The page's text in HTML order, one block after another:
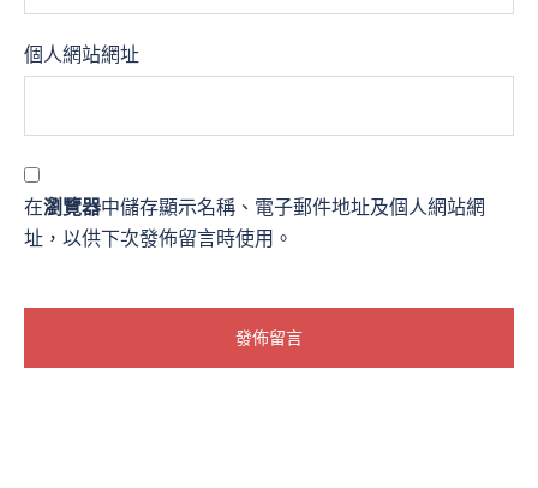
個人網站網址
在瀏覽器中儲存顯示名稱、電子郵件地址及個人網站網
址，以供下次發佈留言時使用。